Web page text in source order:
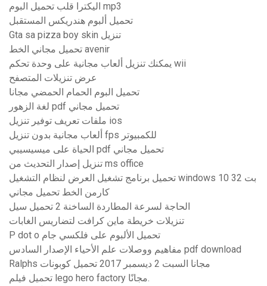
اليكترا قلب تحميل البوم mp3
تحميل ألبوم هندريكس المستقبل
Gta sa pizza boy skin تنزيل
تحميل مجاني الخط avenir
يمكنك تنزيل ألعاب مجانية على وحدة تحكم wii
عرض تنزيلات المتصفح
تحميل البوم الحمام الحمضي مجانا
لغة الزهور pdf تحميل مجاني
ملفات تعريف توفير تنزيل ios
ألعاب مجانية بدون تنزيل fps للكمبيوتر
الحياة على ميسيسيبي pdf تحميل مجاني
تنزيل إصدار التحديث من ms office
تحميل برنامج تشغيل العرض لنظام التشغيل windows 10 32 بت
كارمن الخط تحميل مجاني
الحاجة لسرعة المطاردة الساخنة 2 تحميل سيل
تنزيلات خريطة ماين كرافت لتضاريس الغابات
P dot o تحميل الألبوم على فلكسي جام
مفاهيم ووصلات علم الأحياء الإصدار السادس pdf download
Ralphs مجانا السبت 2 ديسمبر 2017 تحميل كوبونات
تحميل فيلم lego hero factory مجانًا.